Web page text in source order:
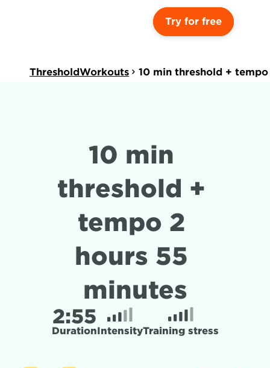
Try for free
ThresholdWorkouts 10 min threshold +
10 min
threshold +
tempo 2
hours 55
minutes
2:55
DurationIntensityTraining stress